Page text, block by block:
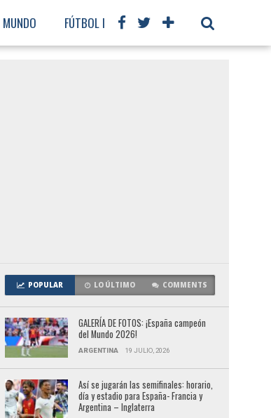
FÚTBOL INTERNACIONAL
POPULAR LO ÚLTIMO COMMENTS
GALERÍA DE FOTOS: ¡España campeón
del Mundo 2026!
ARGENTINA 19 JULIO, 2026
Así se jugarán las semifinales: horario,
día y estadio para España- Francia y
Argentina – Inglaterra